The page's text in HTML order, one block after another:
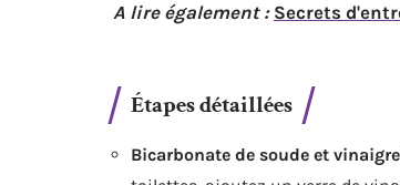
A lire également : Secrets
Étapes détaillées
Bicarbonate de soude et